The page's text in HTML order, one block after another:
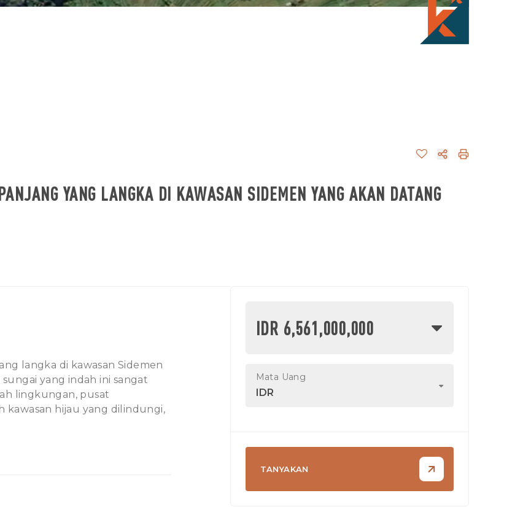
YANG LANGKA DI KAWASAN SIDEMEN YANG AKAN DATANG
langka di kawasan Sidemen
yang indah ini sangat
lingkungan, pusat
kawasan hijau yang dilindungi,
IDR 6,561,000,000
Mata Uang
IDR
TANYAKAN